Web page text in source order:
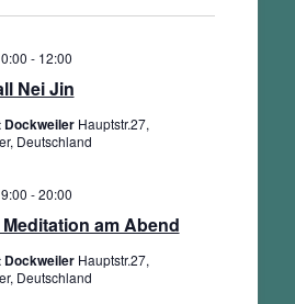
Nei Jin
- 12:00
Hauptstr.27,
Deutschland
am Abend
-20:00
Hauptstr.27,
Deutschland